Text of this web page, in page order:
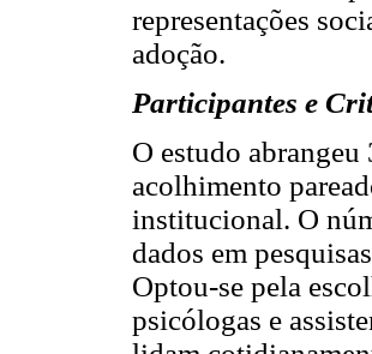
representações
adoção.
Participantes e
O estudo
acolhimento
institucional. O
dados em
Optou-se pela
psicólogas e